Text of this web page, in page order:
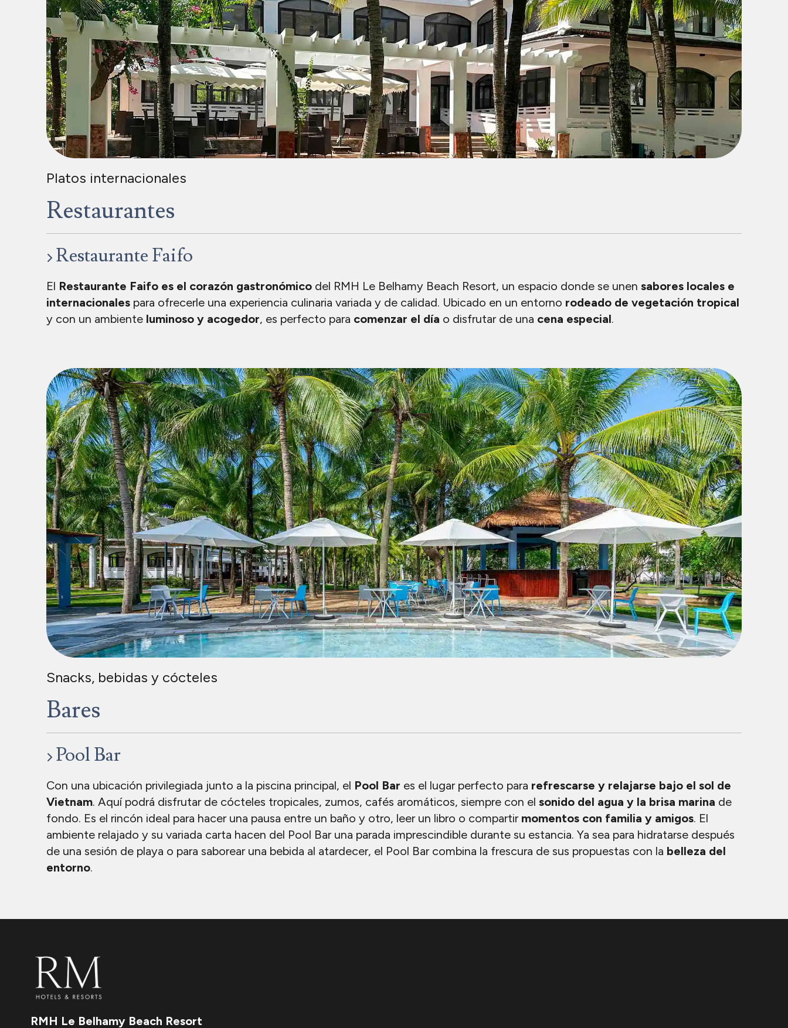
Platos internacionales
Restaurantes
Restaurante Faifo
El Restaurante Faifo es el corazón gastronómico del RMH Le Belhamy Beach Resort, un espacio donde se unensabores locales e
internacionales para ofrecerle una experiencia culinaria variada y de calidad. Ubicado en un entorno rodeado de vegetación tropical
y con un ambiente luminoso y acogedor, es perfecto para comenzar el día o disfrutar de una cena especial.
Snacks, bebidas y cócteles
Bares
Pool Bar
Con una ubicación privilegiada junto a la piscina principal, el Pool Bar es el lugar perfecto para refrescarse y relajarse bajo el sol de
Vietnam. Aquí podrá disfrutar de cócteles tropicales, zumos, cafés aromáticos, siempre con elsonido del agua y la brisa marina de
fondo. Es el rincón ideal para hacer una pausa entre un baño y otro, leer un libro o compartirmomentos con familia y amigos. El
ambiente relajado y su variada carta hacen del Pool Bar una parada imprescindible durante su estancia. Ya sea para hidratarse después
de una sesión de playa o para saborear una bebida al atardecer, el Pool Bar combina la frescura de sus propuestas con la belleza del
entorno.
RMH Le Belhamy Beach Resort